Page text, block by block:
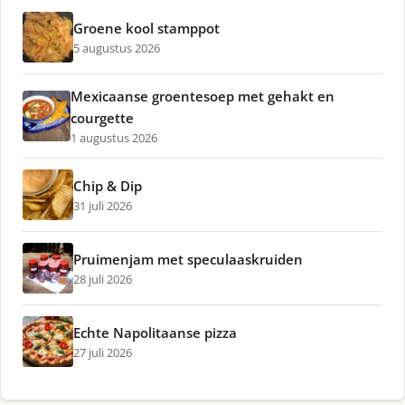
Groene kool stamppot
5 augustus 2026
Mexicaanse groentesoep met gehakt en
courgette
1 augustus 2026
Chip & Dip
31 juli 2026
Pruimenjam met speculaaskruiden
28 juli 2026
Echte Napolitaanse pizza
27 juli 2026